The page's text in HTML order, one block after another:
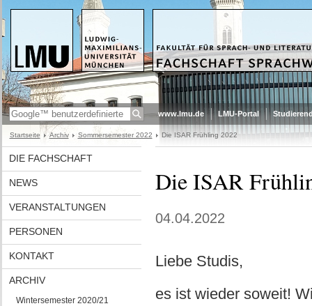
www.lmu.de LMU-Portal
Startseite Archiv Sommersemester 2022 Die ISAR Frühling 2022
DIE FACHSCHAFT
NEWS
VERANSTALTUNGEN
PERSONEN
KONTAKT
ARCHIV
Wintersemester 2020/21
Die ISAR
04.04.2022
Liebe Studis,
es ist wieder soweit!